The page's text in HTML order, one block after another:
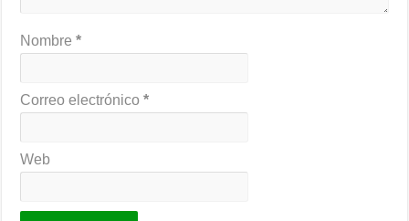
Nombre*
Correo electrónico*
Web